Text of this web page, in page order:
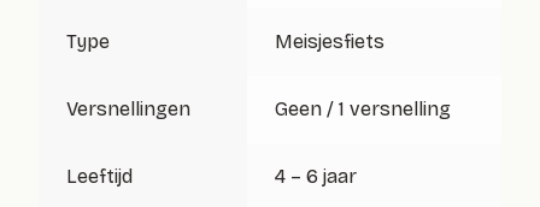
Type Meisjesfiets
Versnellingen Geen / 1 versnelling
Leeftijd 4 – 6 jaar